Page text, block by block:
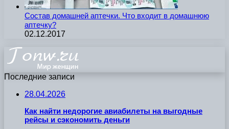
Состав домашней аптечки. Что входит в домашнюю
аптечку?
02.12.2017
Последние записи
28.04.2026
Как найти недорогие авиабилеты на выгодные
рейсы и сэкономить деньги